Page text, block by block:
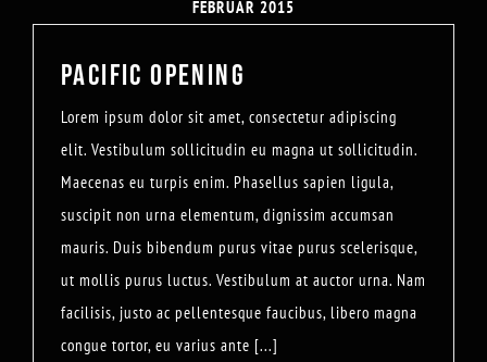
FEBRUAR 2015
PACIFIC OPENING
Lorem ipsum dolor sit amet, consectetur adipiscing
elit. Vestibulum sollicitudin eu magna ut sollicitudin.
Maecenas eu turpis enim. Phasellus sapien ligula,
suscipit non urna elementum, dignissim accumsan
mauris. Duis bibendum purus vitae purus scelerisque,
ut mollis purus luctus. Vestibulum at auctor urna. Nam
facilisis, justo ac pellentesque faucibus, libero magna
congue tortor, eu varius ante [...]